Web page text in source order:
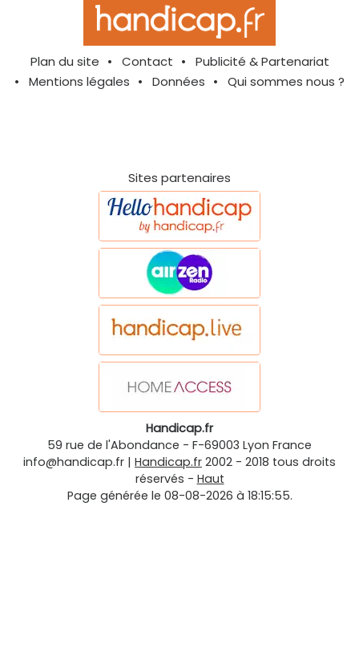
Plan du site Contact
Publicité & Partenariat
Mentions légales
Données Qui sommes nous ?
Sites partenaires
Handicap.fr
59 rue de l'Abondance - F-69003 Lyon France
info@handicap.fr | Handicap.fr 2002 - 2018 tous droits
réservés - Haut
Page générée le 08-08-2026 à 18:15:55.